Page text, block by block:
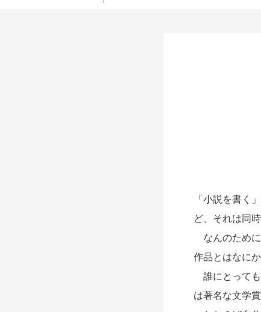
「小説を書く
ど、それは同
なんのため
作品とはなに
誰にとって
は著名な文学